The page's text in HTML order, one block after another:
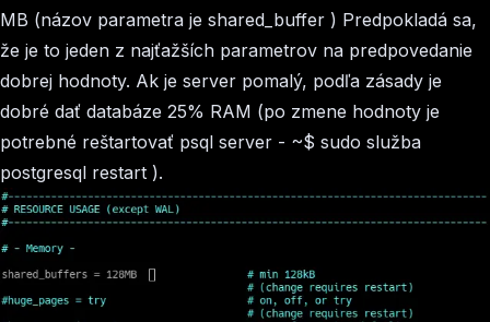
MB (názov parametra je shared_buffer ) Predpokladá sa,
že je to jeden z najťažších parametrov na predpovedanie
dobrej hodnoty. Ak je server pomalý, podľa zásady je
dobré dať databáze 25% RAM (po zmene hodnoty je
potrebné reštartovať psql server - ~$ sudo služba
postgresql restart ).